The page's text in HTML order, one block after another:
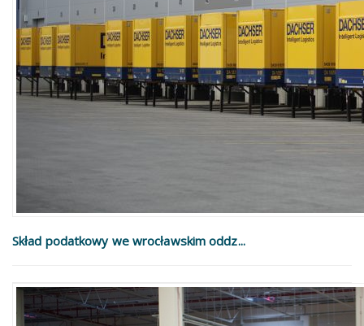
Skład podatkowy we wrocławskim oddz...